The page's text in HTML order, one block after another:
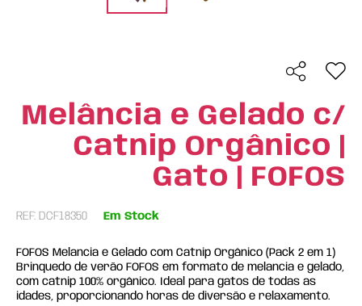
Melância e Gelado c/
Catnip Orgânico |
Gato | FOFOS
REF: DCF18350 Em Stock
FOFOS Melancia e Gelado com Catnip Orgânico (Pack 2 em 1)
Brinquedo de verão FOFOS em formato de melancia e gelado,
com catnip 100% orgânico. Ideal para gatos de todas as
idades, proporcionando horas de diversão e relaxamento.